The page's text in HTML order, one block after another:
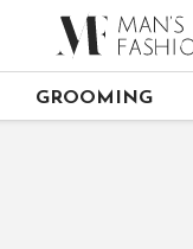
GROOMING